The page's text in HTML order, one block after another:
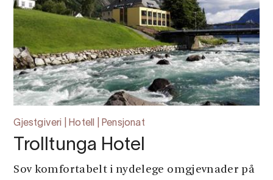
Gjestgiveri | Hotell | Pensjonat
Trolltunga Hotel
Sov komfortabelt i nydelege omgjevnader på